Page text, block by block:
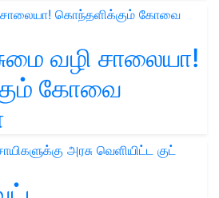
வழி சாலையா!
கோவை